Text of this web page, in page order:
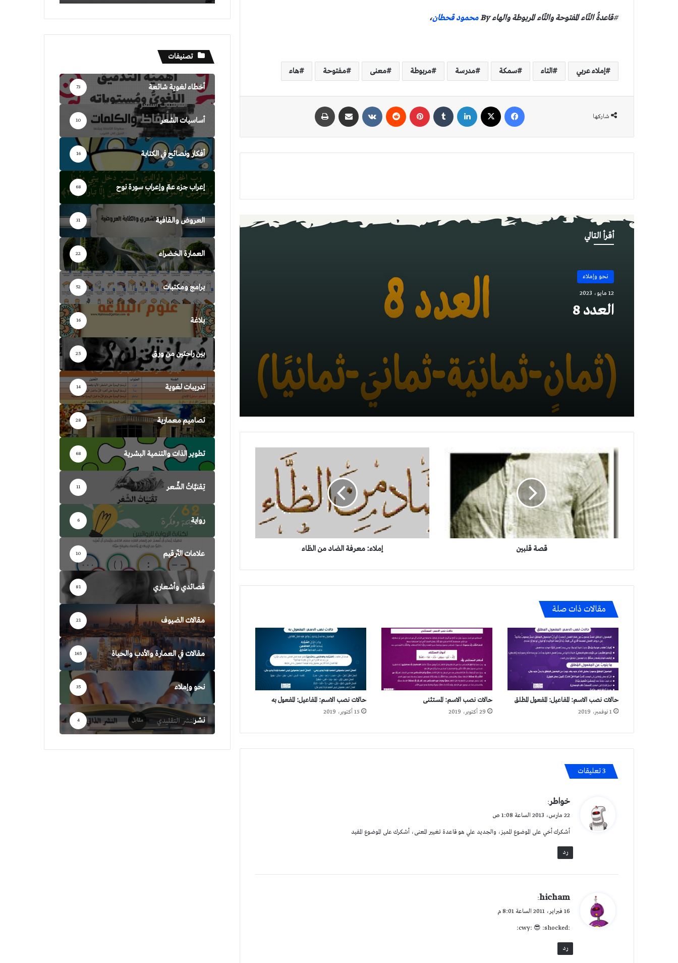
#قاعدةُ التّاء المفتوحة والتّاء المربوطة والهاء By محمود قحطان،
إملاء عربي التاء سمكة مدرسة مربوطة معنى مفتوحة هاء
شاركها
فيسبوك لينكدإن بينتيريست مشاركة عبر البريد
أقرأ التالي
نحو وإملاء
12 مايو، 2023
العدد 8
الهمزة المتطرفة مع الضمائر المتصلة
حالات نصب الاسم: المنادى
حالات نصب الاسم: المفاعيل: المفعول فيه
حالات نصب الاسم: المفاعيل: المفعول لأجله أو
قصة
قلبين
قصة قلبين
معرفة
الضاد
من
إملاء: معرفة الضاد من الظاء
مقالات ذات صلة
حالات نصب الاسم: المفاعيل: المفعول المطلق
1 نوفمبر، 2019
حالات نصب الاسم: المستثنى
29 أكتوبر، 2019
حالات نصب الاسم: المفاعيل: المفعول به
15 أكتوبر، 2019
‫3 تعليقات
ي
ل
خواطر:
22 مارس، 2013 الساعة 1:08 ص
أشكرك أخي على الموضوع المميز، والجديد علي هو قاعدة تغيير المعنى، أشكرك على الموضوع المفيد
رد
ي
ل
hicham
:
16 فبراير، 2011 الساعة 8:01 م
:cwy: 😎 :shocked:
رد
تصنيفات
أخطاء لغوية شائعة 73
أساسيات الشعر 10
أفكار ونصائح في الكتابة 16
إعراب جزء عمّ وإعراب سورة نوح 68
العروض والقافية 31
العمارة الخضراء 22
برامج ومكتبات 52
بلاغة 16
بين راحتين من ورق 25
تدريبات لغوية 14
تصاميم معمارية 28
تطوير الذات والتنمية البشرية 68
تِقنيَّاتُ الشِّعر 11
رواية 6
علامات التّرقيم 10
قصائدي وأشعاري 81
مقالات الضيوف 21
مقالات في العمارة والأدب والحياة 165
نحو وإملاء 35
نشر 4